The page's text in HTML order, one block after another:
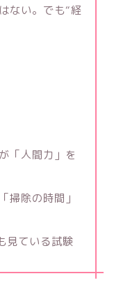
ない。でも“経
「人間力」を
掃除の時間」
見ている試験